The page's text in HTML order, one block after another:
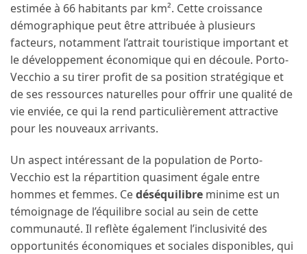
estimée à 66 habitants par km². Cette croissance
démographique peut être attribuée à plusieurs
facteurs, notamment l’attrait touristique important et
le développement économique qui en découle. Porto-
Vecchio a su tirer profit de sa position stratégique et
de ses ressources naturelles pour offrir une qualité de
vie enviée, ce qui la rend particulièrement attractive
pour les nouveaux arrivants.
Un aspect intéressant de la population de Porto-
Vecchio est la répartition quasiment égale entre
hommes et femmes. Cedéséquilibre minime est un
témoignage de l’équilibre social au sein de cette
communauté. Il reflète également l’inclusivité des
opportunités économiques et sociales disponibles, qui